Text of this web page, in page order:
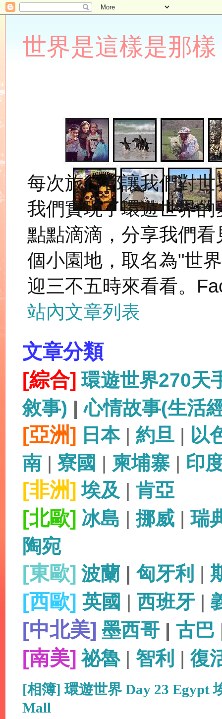
世界是這樣是那樣
每次旅行都讓我們對
我們實現了環遊世界
點點滴滴，分享我們
個小園地，取名為"世
迎三不五時來看看。
站內文章列表
文章分類
[綜合] 環遊世界270天
敘事) |心情故事(生活
[亞洲] 日本| 約旦 | 以
南 | 寮國 | 柬埔寨| 印
[非洲] 埃及 | 肯亞
[北歐] 冰島 |挪威 |瑞
陶宛
[東歐] 波蘭 | 匈牙利 |
[西歐] 英國 | 西班牙 |
[中北美] 墨西哥 | 古巴
[南美] 祕魯| 智利 |復
[相簿] 環遊世界 Day 23 Egypt
Mall